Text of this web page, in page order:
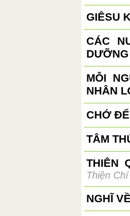
GIÊSU
CÁC
MỖI
NHÂN
CHỚ
TÂM
THIÊN
Thiện Chí
NGHĨ